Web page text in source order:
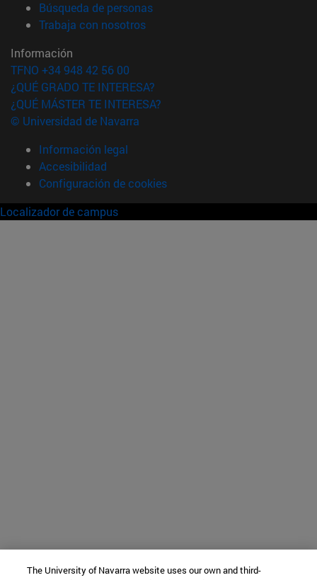
Búsqueda de personas(abre en nueva ventana)
Trabaja con nosotros(abre en nueva ventana)
Información
TFNO +34 948 42 56 00
¿QUÉ GRADO TE INTERESA?
¿QUÉ MÁSTER TE INTERESA?
© Universidad de Navarra
Información legal
Accesibilidad
Configuración de cookies
Localizador de campus
The University of Navarra website uses our own and third-